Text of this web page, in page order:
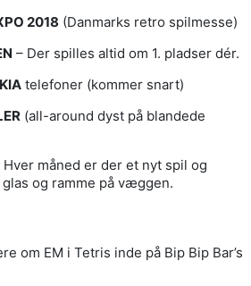
2018 (Danmarks retro spilmesse)
– Der spilles altid om 1. pladser dér.
telefoner (kommer snart)
(all-around dyst på blandede
Hver måned er der et nyt spil og
og ramme på væggen.
om EM i Tetris inde på Bip Bip Bar’s